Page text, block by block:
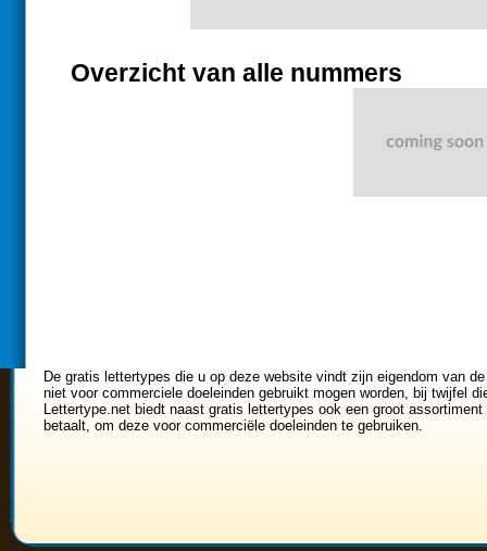
Overzicht van alle nummers
De gratis lettertypes die u op deze website vindt zijn eigendom van
niet voor commerciele doeleinden gebruikt mogen worden, bij twijfel
Lettertype.net biedt naast gratis lettertypes ook een groot
betaalt, om deze voor commerciële doeleinden te gebruiken.